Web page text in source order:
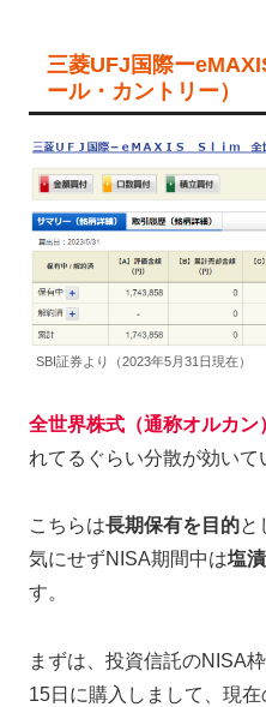
三菱UFJ国際ー
ール・カントリー）
SBI証券より（2023年5月31日現在）
全世界株式（通称オルカン
れてるぐらい分散が効いて
こちらは長期保有を目的と
気にせずNISA期間中は塩
す。
まずは、投資信託のNISA枠
15日に購入しまして、現